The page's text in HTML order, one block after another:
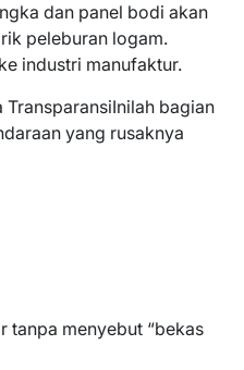
dan panel bodi akan
peleburan logam.
industri manufaktur.
TransparansiInilah bagian
yang rusaknya
tanpa menyebut “bekas